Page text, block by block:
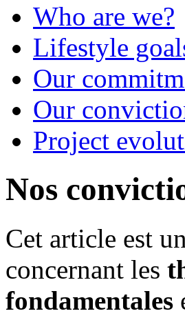
Who are we?
Lifestyle
Our
Our
Project
Nos
Cet article est
concernant les
fondamentales